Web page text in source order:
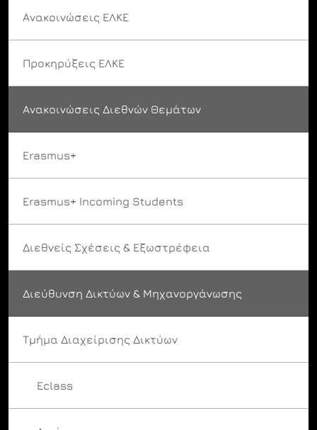
Ανακοινώσεις ΕΛΚΕ
Προκηρύξεις ΕΛΚΕ
Ανακοινώσεις Διεθνών Θεμάτων
Erasmus+
Erasmus+ Incoming Students
Διεθνείς Σχέσεις & Εξωστρέφεια
Διεύθυνση Δικτύων & Μηχανοργάνωσης
Τμήμα Διαχείρισης Δικτύων
Eclass